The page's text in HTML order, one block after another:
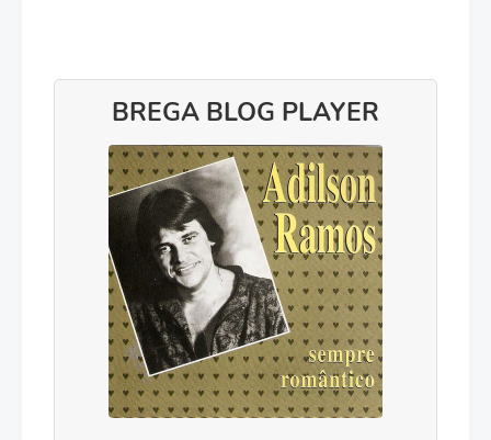
BREGA BLOG PLAYER